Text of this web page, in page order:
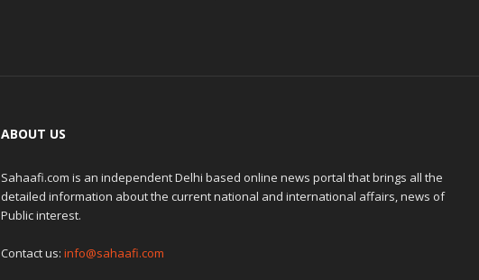
ABOUT US
Sahaafi.com is an independent Delhi based online news portal that brings all the
detailed information about the current national and international affairs, news of
Public interest.
Contact us: info@sahaafi.com